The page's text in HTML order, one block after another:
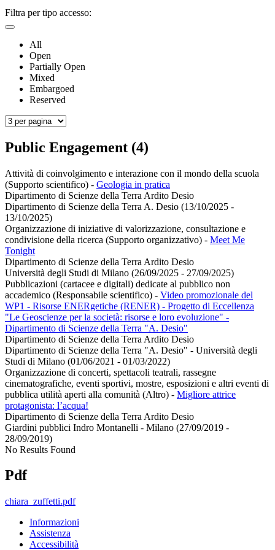
Filtra per tipo accesso:
All
Open
Partially Open
Mixed
Embargoed
Reserved
Public Engagement (4)
Attività di coinvolgimento e interazione con il mondo della scuola
(Supporto scientifico) - Geologia in pratica
Dipartimento di Scienze della Terra Ardito Desio
Dipartimento di Scienze della Terra A. Desio (13/10/2025 -
13/10/2025)
Organizzazione di iniziative di valorizzazione, consultazione e
condivisione della ricerca (Supporto organizzativo) - Meet Me
Tonight
Dipartimento di Scienze della Terra Ardito Desio
Università degli Studi di Milano (26/09/2025 - 27/09/2025)
Pubblicazioni (cartacee e digitali) dedicate al pubblico non
accademico (Responsabile scientifico) - Video promozionale del
WP1 - Risorse ENERgetiche (RENER) - Progetto di Eccellenza
"Le Geoscienze per la società: risorse e loro evoluzione" -
Dipartimento di Scienze della Terra "A. Desio"
Dipartimento di Scienze della Terra Ardito Desio
Dipartimento di Scienze della Terra "A. Desio" - Università degli
Studi di Milano (01/06/2021 - 01/03/2022)
Organizzazione di concerti, spettacoli teatrali, rassegne
cinematografiche, eventi sportivi, mostre, esposizioni e altri eventi di
pubblica utilità aperti alla comunità (Altro) - Migliore attrice
protagonista: l’acqua!
Dipartimento di Scienze della Terra Ardito Desio
Giardini pubblici Indro Montanelli - Milano (27/09/2019 -
28/09/2019)
No Results Found
Pdf
chiara_zuffetti.pdf
Informazioni
Assistenza
Accessibilità